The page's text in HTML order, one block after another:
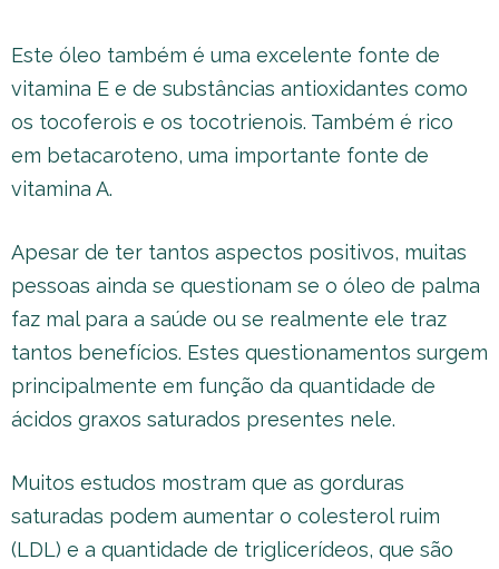
Este óleo também é uma excelente fonte de
vitamina E e de substâncias antioxidantes como
os tocoferois e os tocotrienois. Também é rico
em betacaroteno, uma importante fonte de
vitamina A.
Apesar de ter tantos aspectos positivos, muitas
pessoas ainda se questionam se o óleo de palma
faz mal para a saúde ou se realmente ele traz
tantos benefícios. Estes questionamentos surgem
principalmente em função da quantidade de
ácidos graxos saturados presentes nele.
Muitos estudos mostram que as gorduras
saturadas podem aumentar o colesterol ruim
(LDL) e a quantidade de triglicerídeos, que são